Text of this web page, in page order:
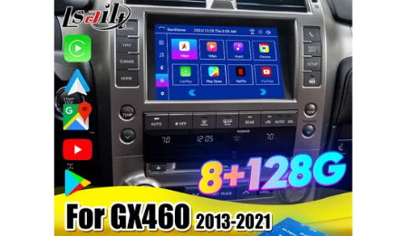
PRIVACY
POLICY